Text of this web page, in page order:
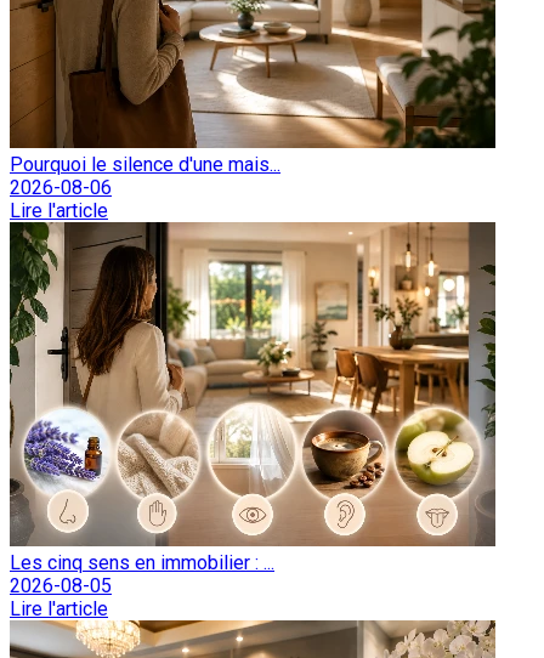
Pourquoi le silence d'une mais...
2026-08-06
Lire l'article
Les cinq sens en immobilier : ...
2026-08-05
Lire l'article